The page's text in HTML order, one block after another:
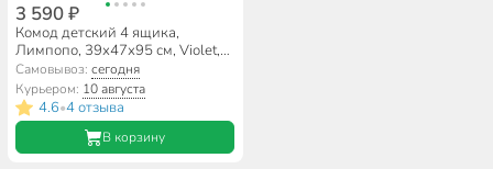
3 590 ₽
Комод детский 4 ящика,
Лимпопо, 39х47х95 см, Violet,
350447
Самовывоз:сегодня
Курьером: 10 августа
4.6•4 отзыва
В корзину